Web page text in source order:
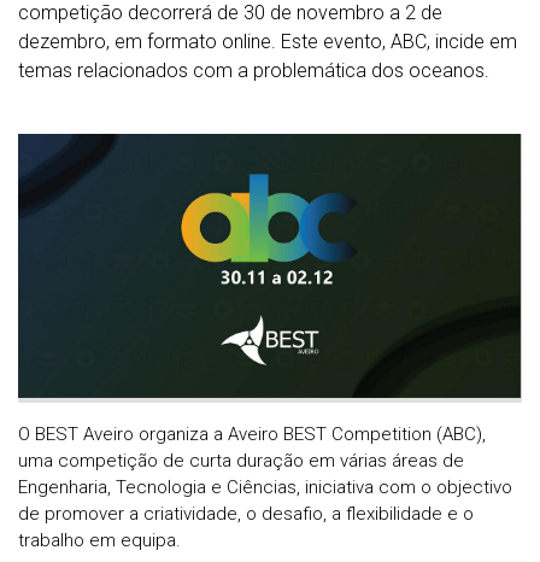
competição decorrerá de 30 de novembro a 2 de
dezembro, em formato online. Este evento, ABC, incide em
temas relacionados com a problemática dos oceanos.
O BEST Aveiro organiza a Aveiro BEST Competition (ABC),
uma competição de curta duração em várias áreas de
Engenharia, Tecnologia e Ciências, iniciativa com o objectivo
de promover a criatividade, o desafio, a flexibilidade e o
trabalho em equipa.